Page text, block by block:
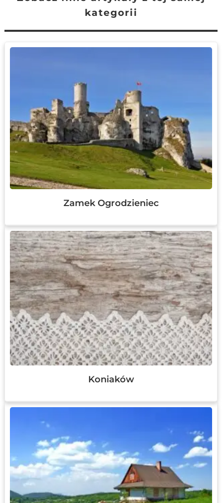
kategorii
Zamek Ogrodzieniec
Koniaków